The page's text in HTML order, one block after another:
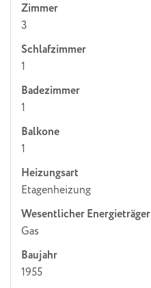
Zimmer
3
Schlafzimmer
1
Badezimmer
1
Balkone
1
Heizungsart
Etagenheizung
Wesentlicher Energieträger
Gas
Baujahr
1955